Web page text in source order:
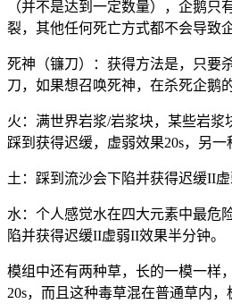
（并不是达到一定数量），企鹅只
裂，其他任何死亡方式都不会导致
死神（镰刀）：获得方法是，只要
刀，如果想召唤死神，在杀死企鹅
火：满世界岩浆/岩浆块，某些岩浆
踩到获得迟缓，虚弱效果20s，另一
土：踩到流沙会下陷并获得迟缓II虚
水：个人感觉水在四大元素中最危
陷并获得迟缓II虚弱II效果半分钟。
模组中还有两种草，长的一模一样
20s，而且这种毒草混在普通草内